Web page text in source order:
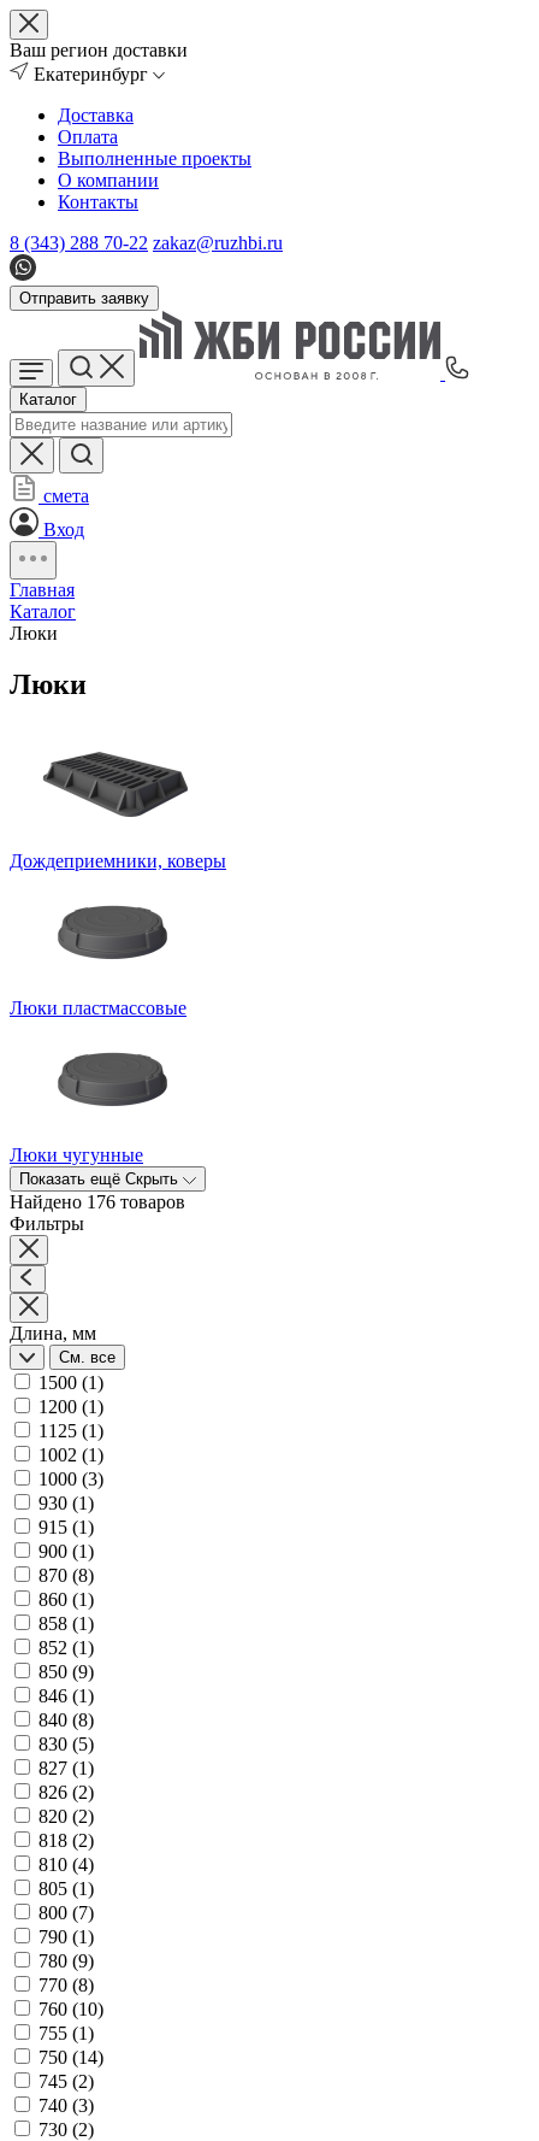
Ваш регион доставки
Екатеринбург
Доставка
Оплата
Выполненные проекты
О компании
Контакты
8 (343) 288 70-22 zakaz@ruzhbi.ru
Отправить заявку
Каталог
смета
Вход
Главная
Каталог
Люки
Люки
Дождеприемники, коверы
Люки пластмассовые
Люки чугунные
Показать ещё Скрыть
Найдено 176 товаров
Фильтры
Длина, мм
См. все
1500 (1)
1200 (1)
1125 (1)
1002 (1)
1000 (3)
930 (1)
915 (1)
900 (1)
870 (8)
860 (1)
858 (1)
852 (1)
850 (9)
846 (1)
840 (8)
830 (5)
827 (1)
826 (2)
820 (2)
818 (2)
810 (4)
805 (1)
800 (7)
790 (1)
780 (9)
770 (8)
760 (10)
755 (1)
750 (14)
745 (2)
740 (3)
730 (2)